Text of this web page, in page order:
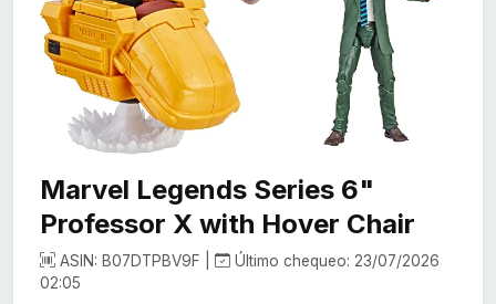
Marvel Legends Series 6"
Professor X with Hover Chair
ASIN: B07DTPBV9F |
Último chequeo: 23/07/2026
02:05